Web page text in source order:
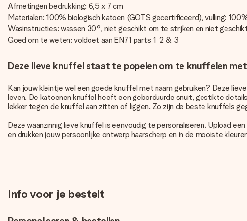
Afmetingen bedrukking: 6,5 x 7 cm
Materialen: 100% biologisch katoen (GOTS gecertificeerd), vulling:
Wasinstructies: wassen 30°, niet geschikt om te strijken en niet
Goed om te weten: voldoet aan EN71 parts 1, 2 & 3
Deze lieve knuffel staat te popelen om te knuffelen
Kan jouw kleintje wel een goede knuffel met naam gebruiken? Deze
leven. De katoenen knuffel heeft een geborduurde snuit, gestikte
lekker tegen de knuffel aan zitten of liggen. Zo zijn de beste knuffels
Deze waanzinnig lieve knuffel is eenvoudig te personaliseren. Upload
en drukken jouw persoonlijke ontwerp haarscherp en in de mooiste
Info voor je bestelt